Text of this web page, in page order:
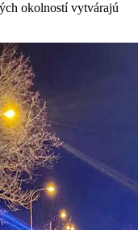
okolností vytvárajú